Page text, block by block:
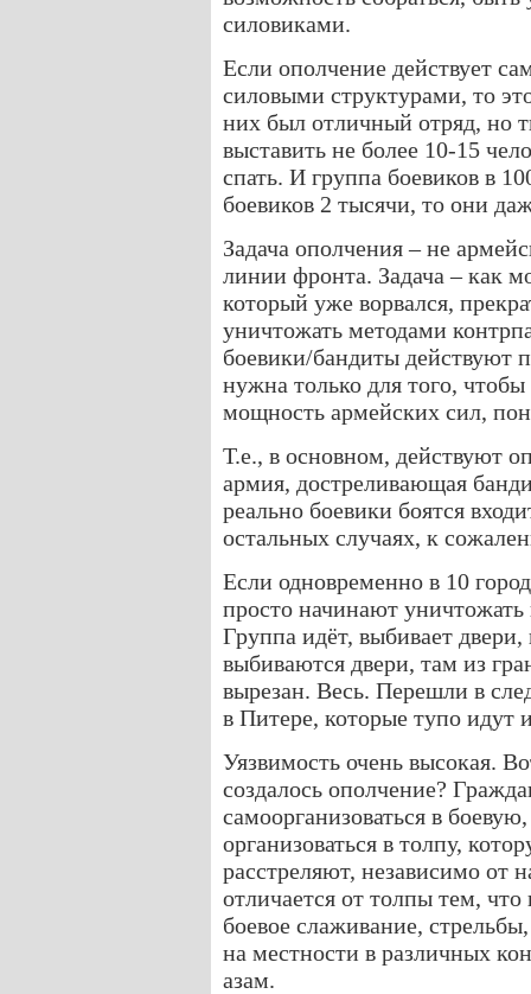
силовиками.
Если ополчение действует
силовыми структурами, то
них был отличный отряд, но
выставить не более 10-15
спать. И группа боевиков в
боевиков 2 тысячи, то они
Задача ополчения – не
линии фронта. Задача – как
который уже ворвался,
уничтожать методами
боевики/бандиты действуют
нужна только для того,
мощность армейских сил,
Т.е., в основном, действуют
армия, достреливающая
реально боевики боятся
остальных случаях, к
Если одновременно в 10
просто начинают
Группа идёт, выбивает двери,
выбиваются двери, там из
вырезан. Весь. Перешли в
в Питере, которые тупо идут
Уязвимость очень высокая.
создалось ополчение?
самоорганизоваться в
организоваться в толпу,
расстреляют, независимо от
отличается от толпы тем,
боевое слаживание,
на местности в различных
азам.